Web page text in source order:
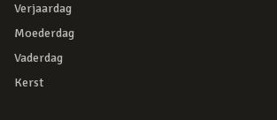
Verjaardag
Moederdag
Vaderdag
Kerst